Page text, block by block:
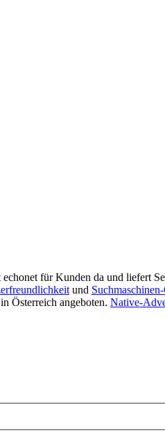
für Kunden da und liefert
und
Österreich angeboten. Native-